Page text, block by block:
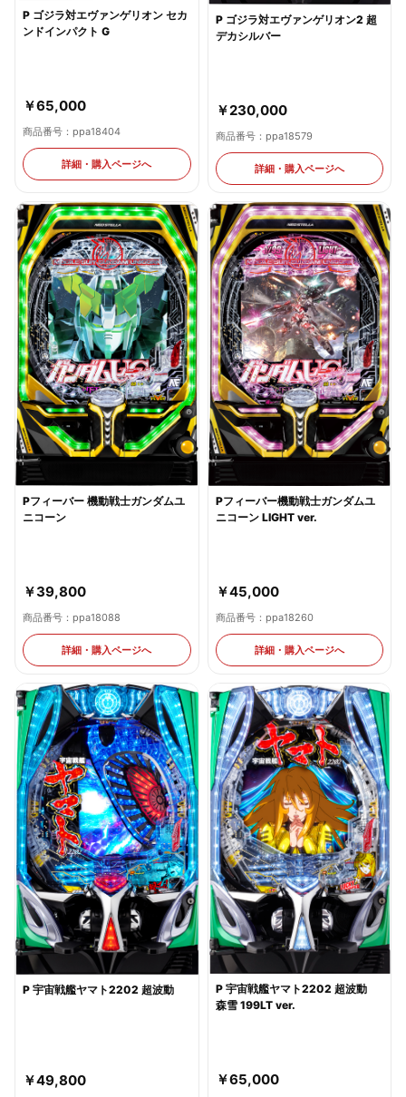
P ゴジラ対エヴァンゲリオン セカ
ンドインパクト G
￥65,000
商品番号：ppa18404
詳細・購入ページへ
P ゴジラ対エヴァンゲリオン2 超
デカシルバー
￥230,000
商品番号：ppa18579
詳細・購入ページへ
Pフィーバー 機動戦士ガンダムユ
ニコーン
￥39,800
商品番号：ppa18088
詳細・購入ページへ
Pフィーバー機動戦士ガンダムユ
ニコーン LIGHT ver.
￥45,000
商品番号：ppa18260
詳細・購入ページへ
P 宇宙戦艦ヤマト2202 超波動
￥49,800
P 宇宙戦艦ヤマト2202 超波動
森雪 199LT ver.
￥65,000